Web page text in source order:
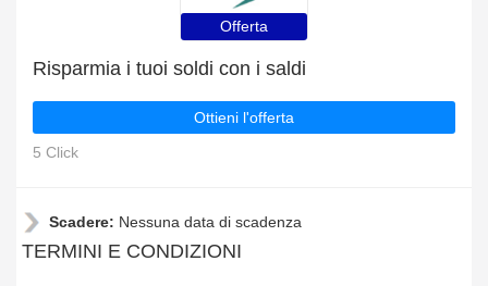
Offerta
Risparmia i tuoi soldi con i saldi
Ottieni l'offerta
5 Click
Scadere: Nessuna data di scadenza
TERMINI E CONDIZIONI